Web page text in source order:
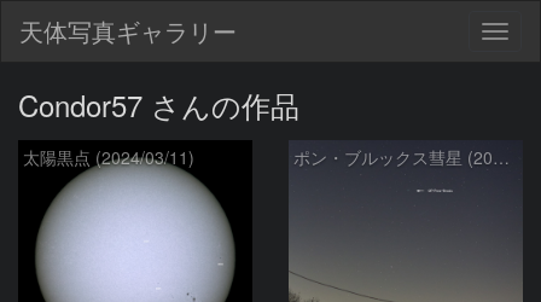
天体写真ギャラリー
Condor57 さんの作品
太陽黒点 (2024/03/11) ポン・ブルックス彗星 (2024/03/10)